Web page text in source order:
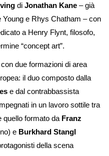
di Jonathan Kane – già
e Rhys Chatham – con
a Henry Flynt, filosofo,
“concept art”.
con due formazioni di area
il duo composto dalla
e dal contrabbassista
in un lavoro sottile tra
quello formato da Franz
e Burkhard Stangl
della scena